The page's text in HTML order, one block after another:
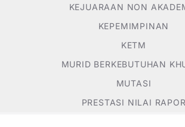
KEJUARAAN NON
KEPEMIMPINAN
KETM
MURID BERKEBUTUHAN
MUTASI
PRESTASI NILAI RAPOR